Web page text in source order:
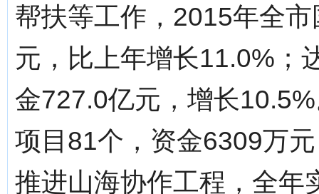
帮扶等工作，2015年全
元，比上年增长11.0%；
金727.0亿元，增长
项目81个，资金6309万
推进山海协作工程，全年